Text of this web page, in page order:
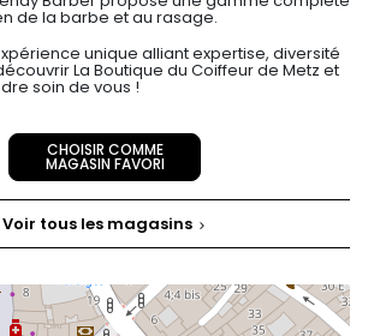
Voir tous les magasins
CHOISIR COMME
MAGASIN FAVORI
de la barbe et au rasage.
unique alliant expertise, diversité
La Boutique du Coiffeur de Metz et
soin de vous !